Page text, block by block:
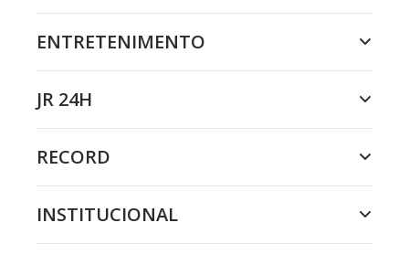
ENTRETENIMENTO
JR 24H
RECORD
INSTITUCIONAL